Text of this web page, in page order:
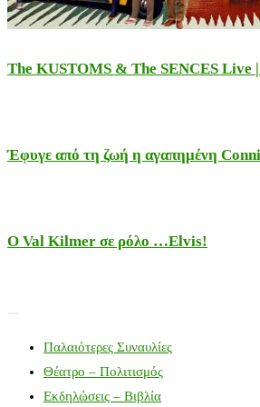
The KUSTOMS & The SENCES Live
Έφυγε από τη ζωή η αγαπημένη
Ο Val Kilmer σε ρόλο …Elvis!
Παλαιότερες Συναυλίες
Θέατρο – Πολιτισμός
Εκδηλώσεις – Βιβλία